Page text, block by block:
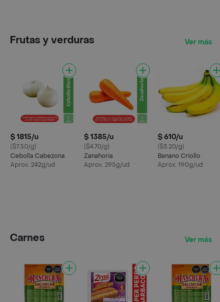
Frutas y verduras Ver más
$ 1815/u
($7.50/g)
Cebolla Cabezona
Aprox. 242g/ud
$ 1385/u
($4.70/g)
Zanahoria
Aprox. 295g/ud
$ 610/u
($3.20/g)
Banano Criollo
Aprox. 190g/ud
Carnes Ver más